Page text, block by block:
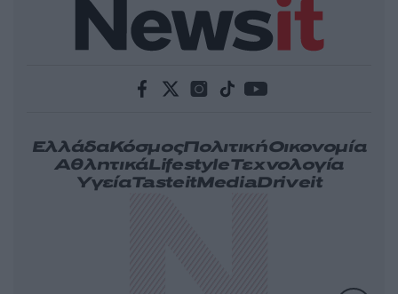
ΕλλάδαΚόσμοςΠολιτικήΟικονομία
ΑθλητικάLifestyleΤεχνολογία
ΥγείαTasteitMediaDriveit